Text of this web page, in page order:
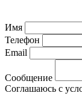
Имя
Телефон
Email
Сообщение
Соглашаюсь с